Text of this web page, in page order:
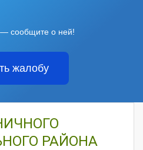
— сообщите о ней!
жалобу
РАЙОНА